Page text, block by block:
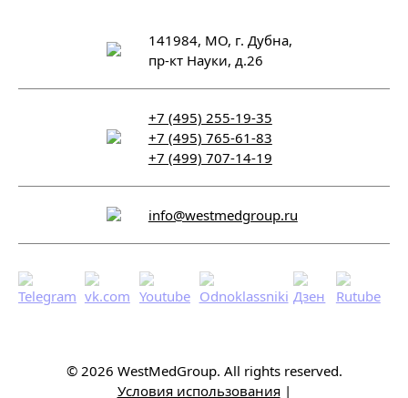
141984, МО, г. Дубна,
пр-кт Науки, д.26
+7 (495) 255-19-35
+7 (495) 765-61-83
+7 (499) 707-14-19
info@westmedgroup.ru
© 2026 WestMedGroup. All rights reserved.
Условия использования|